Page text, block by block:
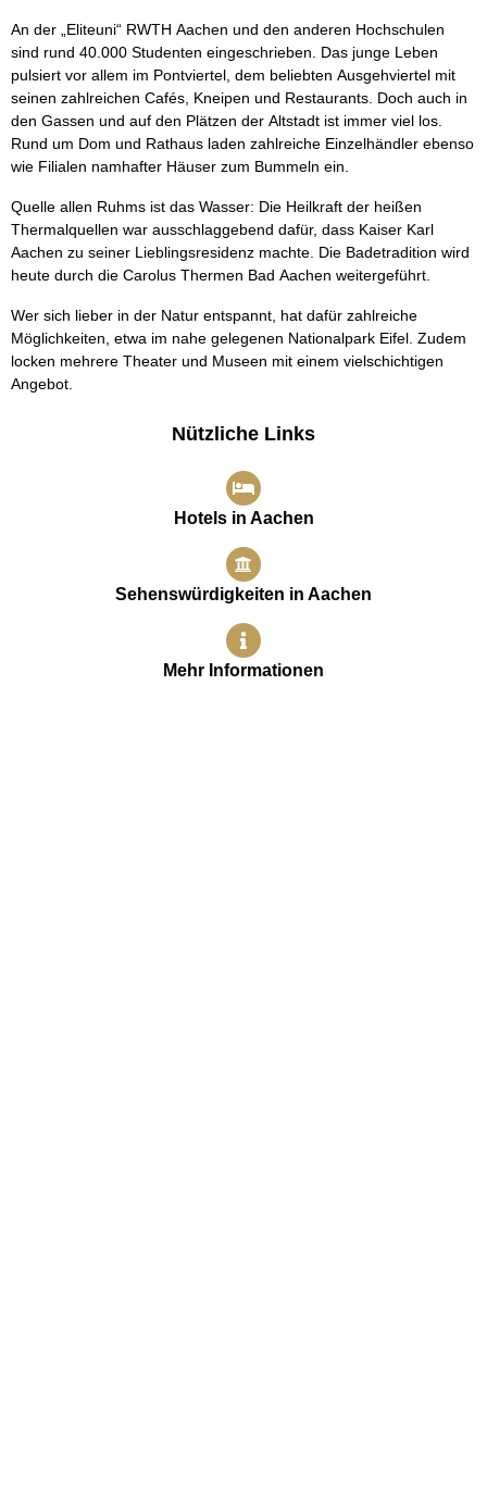
An der „Eliteuni“ RWTH Aachen und den anderen Hochschulen
sind rund 40.000 Studenten eingeschrieben. Das junge Leben
pulsiert vor allem im Pontviertel, dem beliebten Ausgehviertel mit
seinen zahlreichen Cafés, Kneipen und Restaurants. Doch auch in
den Gassen und auf den Plätzen der Altstadt ist immer viel los.
Rund um Dom und Rathaus laden zahlreiche Einzelhändler ebenso
wie Filialen namhafter Häuser zum Bummeln ein.
Quelle allen Ruhms ist das Wasser: Die Heilkraft der heißen
Thermalquellen war ausschlaggebend dafür, dass Kaiser Karl
Aachen zu seiner Lieblingsresidenz machte. Die Badetradition wird
heute durch die Carolus Thermen Bad Aachen weitergeführt.
Wer sich lieber in der Natur entspannt, hat dafür zahlreiche
Möglichkeiten, etwa im nahe gelegenen Nationalpark Eifel. Zudem
locken mehrere Theater und Museen mit einem vielschichtigen
Angebot.
Nützliche Links
Hotels in Aachen
Sehenswürdigkeiten in Aachen
Mehr Informationen